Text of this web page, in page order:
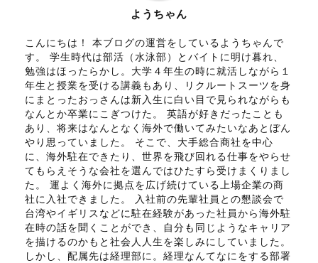
ようちゃん
こんにちは！ 本ブログの運営をしているようちゃんで
す。 学生時代は部活（水泳部）とバイトに明け暮れ、
勉強はほったらかし。大学４年生の時に就活しながら１
年生と授業を受ける講義もあり、リクルートスーツを身
にまとったおっさんは新入生に白い目で見られながらも
なんとか卒業にこぎつけた。 英語が好きだったことも
あり、将来はなんとなく海外で働いてみたいなあとぼん
やり思っていました。 そこで、大手総合商社を中心
に、海外駐在できたり、世界を飛び回れる仕事をやらせ
てもらえそうな会社を選んではひたすら受けまくりまし
た。 運よく海外に拠点を広げ続けている上場企業の商
社に入社できました。 入社前の先輩社員との懇談会で
台湾やイギリスなどに駐在経験があった社員から海外駐
在時の話を聞くことができ、自分も同じようなキャリア
を描けるのかもと社会人人生を楽しみにしていました。
しかし、配属先は経理部に。経理なんてなにをする部署